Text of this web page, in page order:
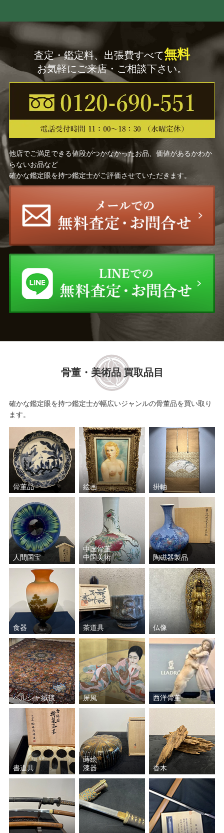
館林 源右衛門
中里 太郎右衛門 岡部 嶺男
河合 誓徳 宮之原 謙
三輪 休雪 草間 彌生
塚本 快示 井口 大輔
鈴木 爽司 須田 祥豊
川瀬 忍
清水 六兵衛 肥沼 美智雄
松井 康成 三ツ井 為吉
池田 満寿夫 原田 拾六
山田 和
福島 善三
藤原 啓 須田 剋太
宮川 香斎（真葛 香斎） 中里 重利
波多野 善蔵 山本 陶秀
楠部 彌弌
葉山 有樹 和田 桐山
島田 幸一 塚本治彦
岩田 藤七 加藤 唐九郎
清水 卯一 五十嵐 新平
永楽 善五郎 猪飼 祐一
鈴木 五郎 上田 直方
加藤 孝俊 加守田 章二
北大路 魯山人 黒木 国昭
八木 一夫 鈴木 藏
中島 宏
薩摩ガラス工芸 金重 晃介
査定・鑑定料、出張費すべて無料
お気軽にご来店・ご相談下さい。
他店でご満足できる値段がつかなかったお品、価値があるかわか
らないお品など
確かな鑑定眼を持つ鑑定士がご評価させていただきます。
骨董・美術品 買取品目
確かな鑑定眼を持つ鑑定士が幅広いジャンルの骨董品を買い取り
ます。
骨董品 絵画 掛軸
人間国宝
中国骨董
中国美術
陶磁器製品
食器 茶道具 仏像
ペルシャ絨毯 屏風 西洋骨董
書道具
蒔絵
漆器
香木